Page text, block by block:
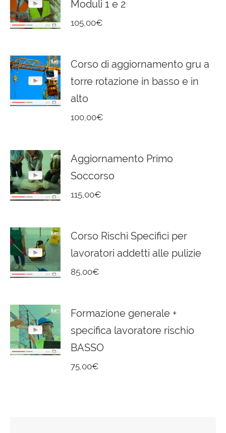
Moduli 1 e 2
105,00€
Corso di aggiornamento gru a
torre rotazione in basso e in
alto
100,00€
Aggiornamento Primo
Soccorso
115,00€
Corso Rischi Specifici per
lavoratori addetti alle pulizie
85,00€
Formazione generale +
specifica lavoratore rischio
BASSO
75,00€